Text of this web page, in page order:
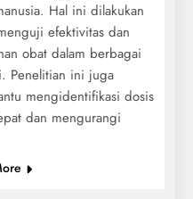
Hal ini dilakukan
efektivitas dan
obat dalam berbagai
Penelitian ini juga
mengidentifikasi dosis
dan mengurangi